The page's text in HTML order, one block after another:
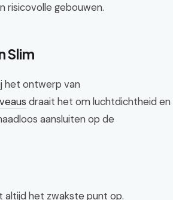
risicovolle gebouwen.
Slim
het ontwerp van
draait het om luchtdichtheid en
aansluiten op de
altijd het zwakste punt op.